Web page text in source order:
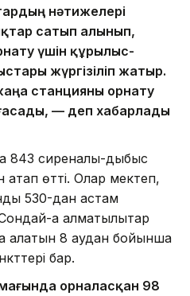
нәтижелері
сатып алынып,
үшін құрылыс-
жүргізіліп жатыр.
станцияны орнату
— деп хабарлады
843 сиреналық-дыбыс
атап өтті. Олар мектеп,
530-дан астам
ақ алматылықтар
алатын 8 аудан бойынша
бар.
орналасқан 98